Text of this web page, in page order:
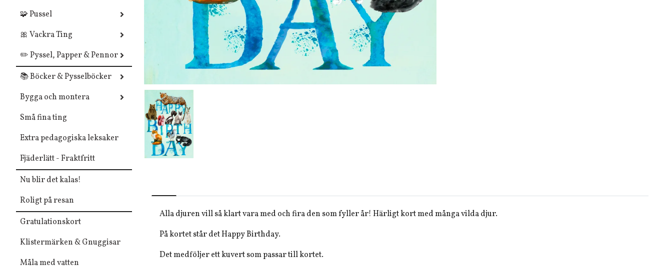
🧩 Pussel
🎀 Vackra Ting
✏️ Pyssel, Papper & Pennor
📚 Böcker & Pysselböcker
Bygga och montera
Små fina ting
Extra pedagogiska leksaker
Fjäderlätt - Fraktfritt
Nu blir det kalas!
Roligt på resan
Gratulationskort
Klistermärken & Gnuggisar
Måla med vatten
Alla djuren vill så klart vara med och fira den som fyller år! Härligt kort med många vilda djur.
På kortet står det Happy Birthday.
Det medföljer ett kuvert som passar till kortet.